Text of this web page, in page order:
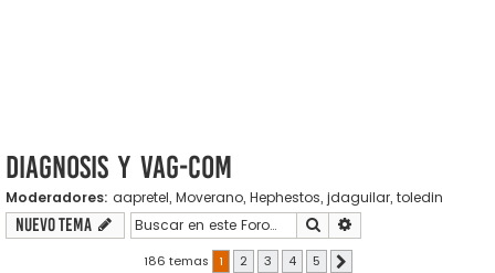
Diagnosis y VAG-COM
Moderadores: aapretel, Moverano, Hephestos, jdaguilar, toledin
Nuevo Tema Buscar
186 temas 1 2 3 4 5